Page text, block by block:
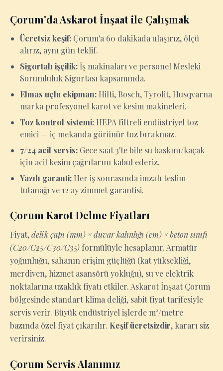
Çorum'da Askarot İnşaat ile Çalışmak
Ücretsiz keşif: Çorum'a 60 dakikada ulaşırız, ölçü
alırız, aynı gün teklif.
Sigortalı işçilik: İş makinaları ve personel Mesleki
Sorumluluk Sigortası kapsamında.
Elmas uçlu ekipman: Hilti, Bosch, Tyrolit, Husqvarna
marka profesyonel karot ve kesim makineleri.
Toz kontrol sistemi: HEPA filtreli endüstriyel toz
emici — iç mekanda görünür toz bırakmaz.
7/24 acil servis: Gece saat 3'te bile su baskını/kaçak
için acil kesim çağrılarını kabul ederiz.
Yazılı garanti: Her iş sonrasında imzalı teslim
tutanağı ve 12 ay zimmet garantisi.
Çorum Karot Delme Fiyatları
Fiyat,delik çapı (mm) × duvar kalınlığı (cm) × beton sınıfı
(C20/C25/C30/C35) formülüyle hesaplanır. Armatür
yoğunluğu, sahanın erişim güçlüğü (kat yüksekliği,
merdiven, hizmet asansörü yokluğu), su ve elektrik
noktalarına uzaklık fiyatı etkiler. Askarot İnşaat Çorum
bölgesinde standart klima deliği, sabit fiyat tarifesiyle
servis verir. Büyük endüstriyel işlerde m²/metre
bazında özel fiyat çıkarılır. Keşif ücretsizdir, kararı siz
verirsiniz.
Çorum Servis Alanımız